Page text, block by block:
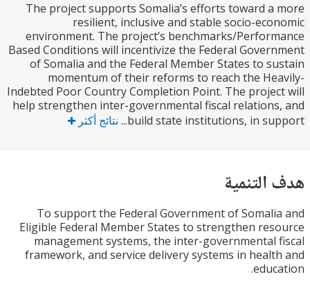
The project supports Somalia’s efforts toward
resilient, inclusive and stable socio-
environment. The project’s benchmarks/
Based Conditions will incentivize the Federal
of Somalia and the Federal Member States to
momentum of their reforms to reach the
Indebted Poor Country Completion Point. The
help strengthen inter-governmental fiscal
build state institutions, in نتائج أكثر
To support the Federal Government of
Eligible Federal Member States to strengthen
management systems, the inter-
framework, and service delivery systems in